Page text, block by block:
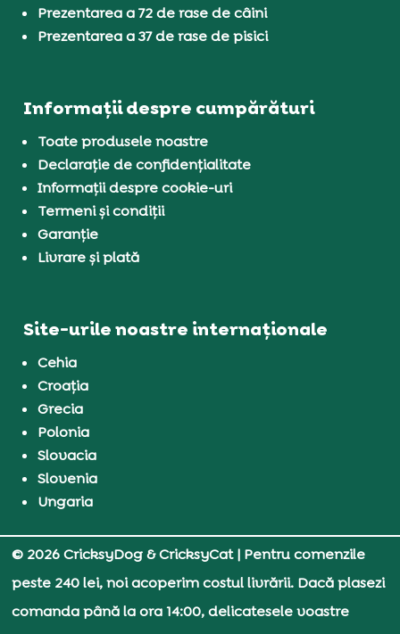
Prezentarea a 72 de rase de câini
Prezentarea a 37 de rase de pisici
Informații despre cumpărături
Toate produsele noastre
Declarație de confidențialitate
Informații despre cookie-uri
Termeni și condiții
Garanție
Livrare și plată
Site-urile noastre internaționale
Cehia
Croația
Grecia
Polonia
Slovacia
Slovenia
Ungaria
© 2026 CricksyDog & CricksyCat| Pentru comenzile
peste 240 lei, noi acoperim costul livrării. Dacă plasezi
comanda până la ora 14:00, delicatesele voastre